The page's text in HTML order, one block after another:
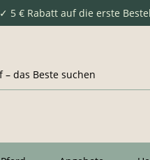
✓ 5 € Rabatt auf die erste